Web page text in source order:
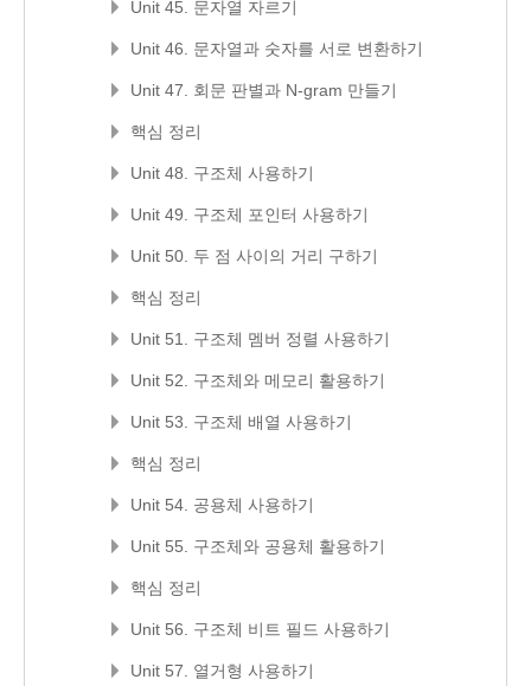
Unit 45. 문자열 자르기
Unit 46. 문자열과 숫자를 서로 변환하기
Unit 47. 회문 판별과 N-gram 만들기
핵심 정리
Unit 48. 구조체 사용하기
Unit 49. 구조체 포인터 사용하기
Unit 50. 두 점 사이의 거리 구하기
핵심 정리
Unit 51. 구조체 멤버 정렬 사용하기
Unit 52. 구조체와 메모리 활용하기
Unit 53. 구조체 배열 사용하기
핵심 정리
Unit 54. 공용체 사용하기
Unit 55. 구조체와 공용체 활용하기
핵심 정리
Unit 56. 구조체 비트 필드 사용하기
Unit 57. 열거형 사용하기